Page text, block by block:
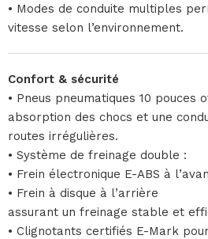
• Modes de conduite multiples
vitesse selon l’environnement.
Confort & sécurité
• Pneus pneumatiques 10
absorption des chocs et une
routes irrégulières.
• Système de freinage double :
• Frein électronique E-ABS à
• Frein à disque à l’arrière
assurant un freinage stable et
• Clignotants certifiés E-Mark